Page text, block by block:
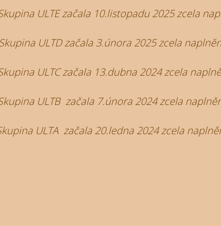
ULTE začala 10.listopadu 2025 zcela
ULTD začala 3.února 2025 zcela
ULTC začala 13.dubna 2024 zcela
ULTB začala 7.února 2024 zcela
ULTA začala 20.ledna 2024 zcela